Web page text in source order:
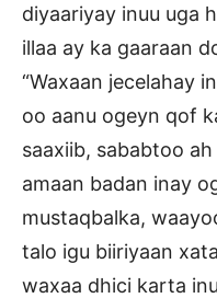
diyaariyay inuu uga
illaa ay ka gaaraan
“Waxaan jecelahay
oo aanu ogeyn qof
saaxiib, sababtoo
amaan badan inay
mustaqbalka,
talo igu biiriyaan
waxaa dhici karta